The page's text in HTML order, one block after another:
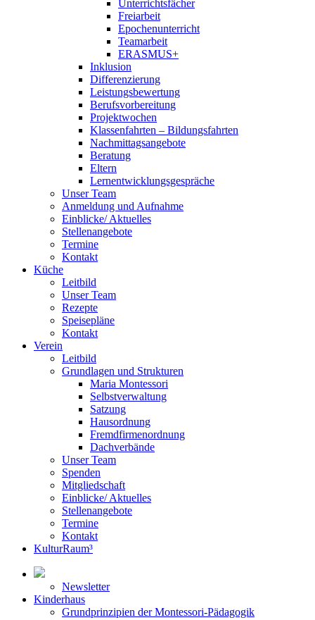
Unterrichtsfächer
Freiarbeit
Epochenunterricht
Teamarbeit
ERASMUS+
Inklusion
Differenzierung
Leistungsbewertung
Berufsvorbereitung
Projektwochen
Klassenfahrten – Bildungsfahrten
Nachmittagsangebote
Beratung
Eltern
Lernentwicklungsgespräche
Unser Team
Anmeldung und Aufnahme
Einblicke/ Aktuelles
Stellenangebote
Termine
Kontakt
Küche
Leitbild
Unser Team
Rezepte
Speisepläne
Kontakt
Verein
Leitbild
Grundlagen und Strukturen
Maria Montessori
Selbstverwaltung
Satzung
Hausordnung
Fremdfirmenordnung
Dachverbände
Unser Team
Spenden
Mitgliedschaft
Einblicke/ Aktuelles
Stellenangebote
Termine
Kontakt
KulturRaum³
Newsletter
Kinderhaus
Grundprinzipien der Montessori-Pädagogik